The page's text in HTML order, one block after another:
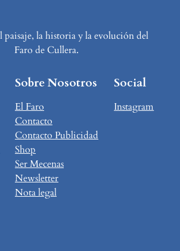
paisaje, la historia y la evolución del
Faro de Cullera.
Sobre Nosotros
El Faro
Contacto
Contacto Publicidad
Shop
Ser Mecenas
Newsletter
Nota legal
Social
Instagram